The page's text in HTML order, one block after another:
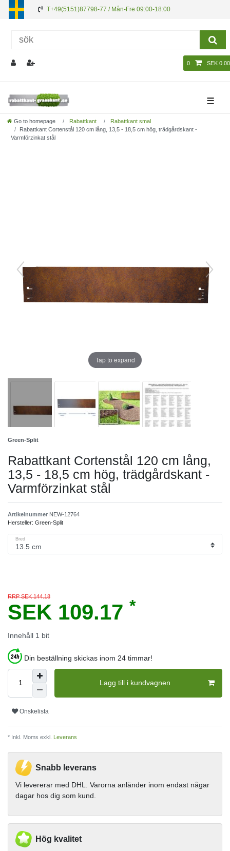
T+49(5151)87798-77 / Mån-Fre 09:00-18:00
0 SEK 0.00
☰
Go to homepage Rabattkant
Rabattkant smal
Rabattkant Cortenstål 120 cm lång, 13,5 - 18,5 cm hög, trädgårdskant -
Varmförzinkat stål
Tap to expand
Green-Split
Rabattkant Cortenstål 120 cm lång,
13,5 - 18,5 cm hög, trädgårdskant -
Varmförzinkat stål
Artikelnummer NEW-12764
Hersteller: Green-Split
Bred
RRP SEK 144.18
SEK 109.17 *
Innehåll 1 bit
Din beställning skickas inom 24 timmar!
Lagg till i kundvagnen
Onskelista
* Inkl. Moms exkl. Leverans
Snabb leverans
Vi levererar med DHL. Varorna anländer inom endast någar
dagar hos dig som kund.
Hög kvalitet